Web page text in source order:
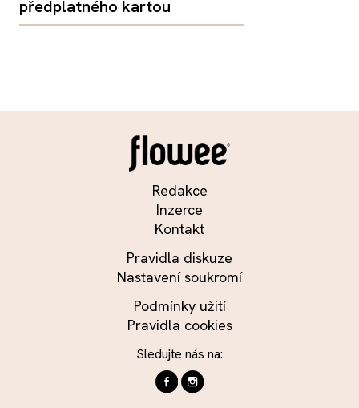
předplatného kartou
Redakce
Inzerce
Kontakt
Pravidla diskuze
Nastavení soukromí
Podmínky užití
Pravidla cookies
Sledujte nás na: